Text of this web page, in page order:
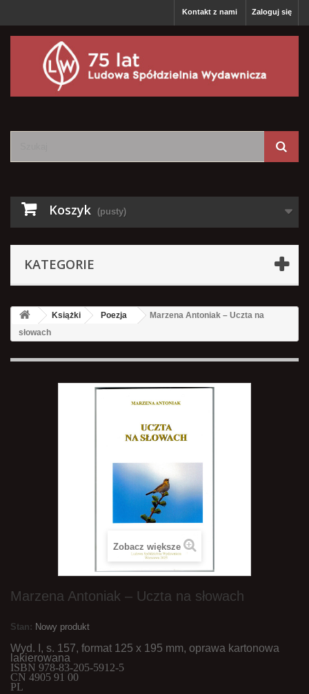
Zaloguj się
Kontakt z nami
Koszyk (pusty)
KATEGORIE
Książki Poezja
Marzena Antoniak – Uczta na
słowach
Zobacz większe
Marzena Antoniak – Uczta na słowach
Stan: Nowy produkt
Wyd. I, s. 157, format 125 x 195 mm, oprawa kartonowa
lakierowana
ISBN 978-83-205-5912-5
CN 4905 91 00
PL